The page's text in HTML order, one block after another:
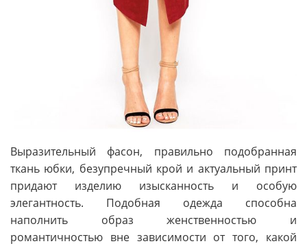
Выразительный фасон, правильно подобранная
ткань юбки, безупречный крой и актуальный принт
придают изделию изысканность и особую
элегантность. Подобная одежда способна
наполнить образ женственностью и
романтичностью вне зависимости от того, какой